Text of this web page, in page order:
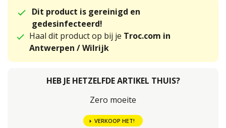
Dit product is gereinigd en
gedesinfecteerd!
Haal dit product op bij je Troc.com in
Antwerpen / Wilrijk
HEB JE HETZELFDE ARTIKEL THUIS?
Zero moeite
VERKOOP HET!